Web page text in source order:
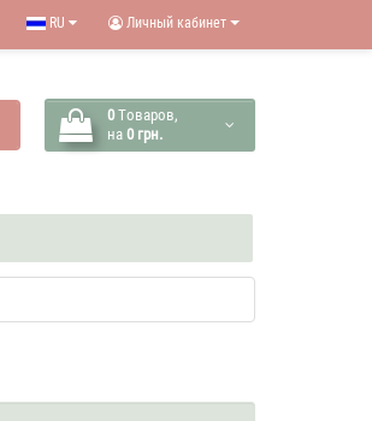
Личный кабинет
RU
0 Tоваров,
на 0 грн.